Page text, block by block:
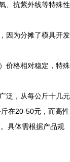
、抗紫外线等特殊性
因为分摊了模具开发
价格相对稳定，特殊
泛，从每公斤十几元
在20-50元，而高性
具体需根据产品规